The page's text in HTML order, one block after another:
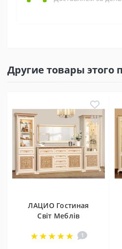
Другие товары этого
ЛАЦИО Гостиная
Світ Меблів
1